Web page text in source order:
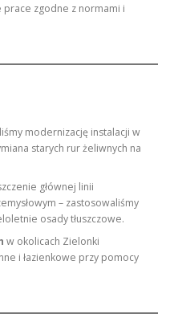
prace zgodne z normami i
modernizację instalacji w
starych rur żeliwnych na
głównej linii
– zastosowaliśmy
osady tłuszczowe.
w okolicach Zielonki
i łazienkowe przy pomocy